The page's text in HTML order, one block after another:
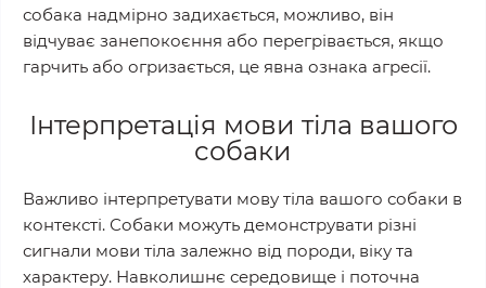
собака надмірно задихається, можливо, він
відчуває занепокоєння або перегрівається, якщо
гарчить або огризається, це явна ознака агресії.
Інтерпретація мови тіла вашого
собаки
Важливо інтерпретувати мову тіла вашого собаки в
контексті. Собаки можуть демонструвати різні
сигнали мови тіла залежно від породи, віку та
характеру. Навколишнє середовище і поточна